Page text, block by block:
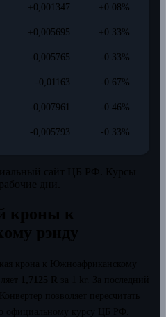
+0,001347 +0.08%
+0,005695 +0.33%
-0,005765 -0.33%
-0,01163 -0.67%
-0,007961 -0.46%
-0,005793 -0.33%